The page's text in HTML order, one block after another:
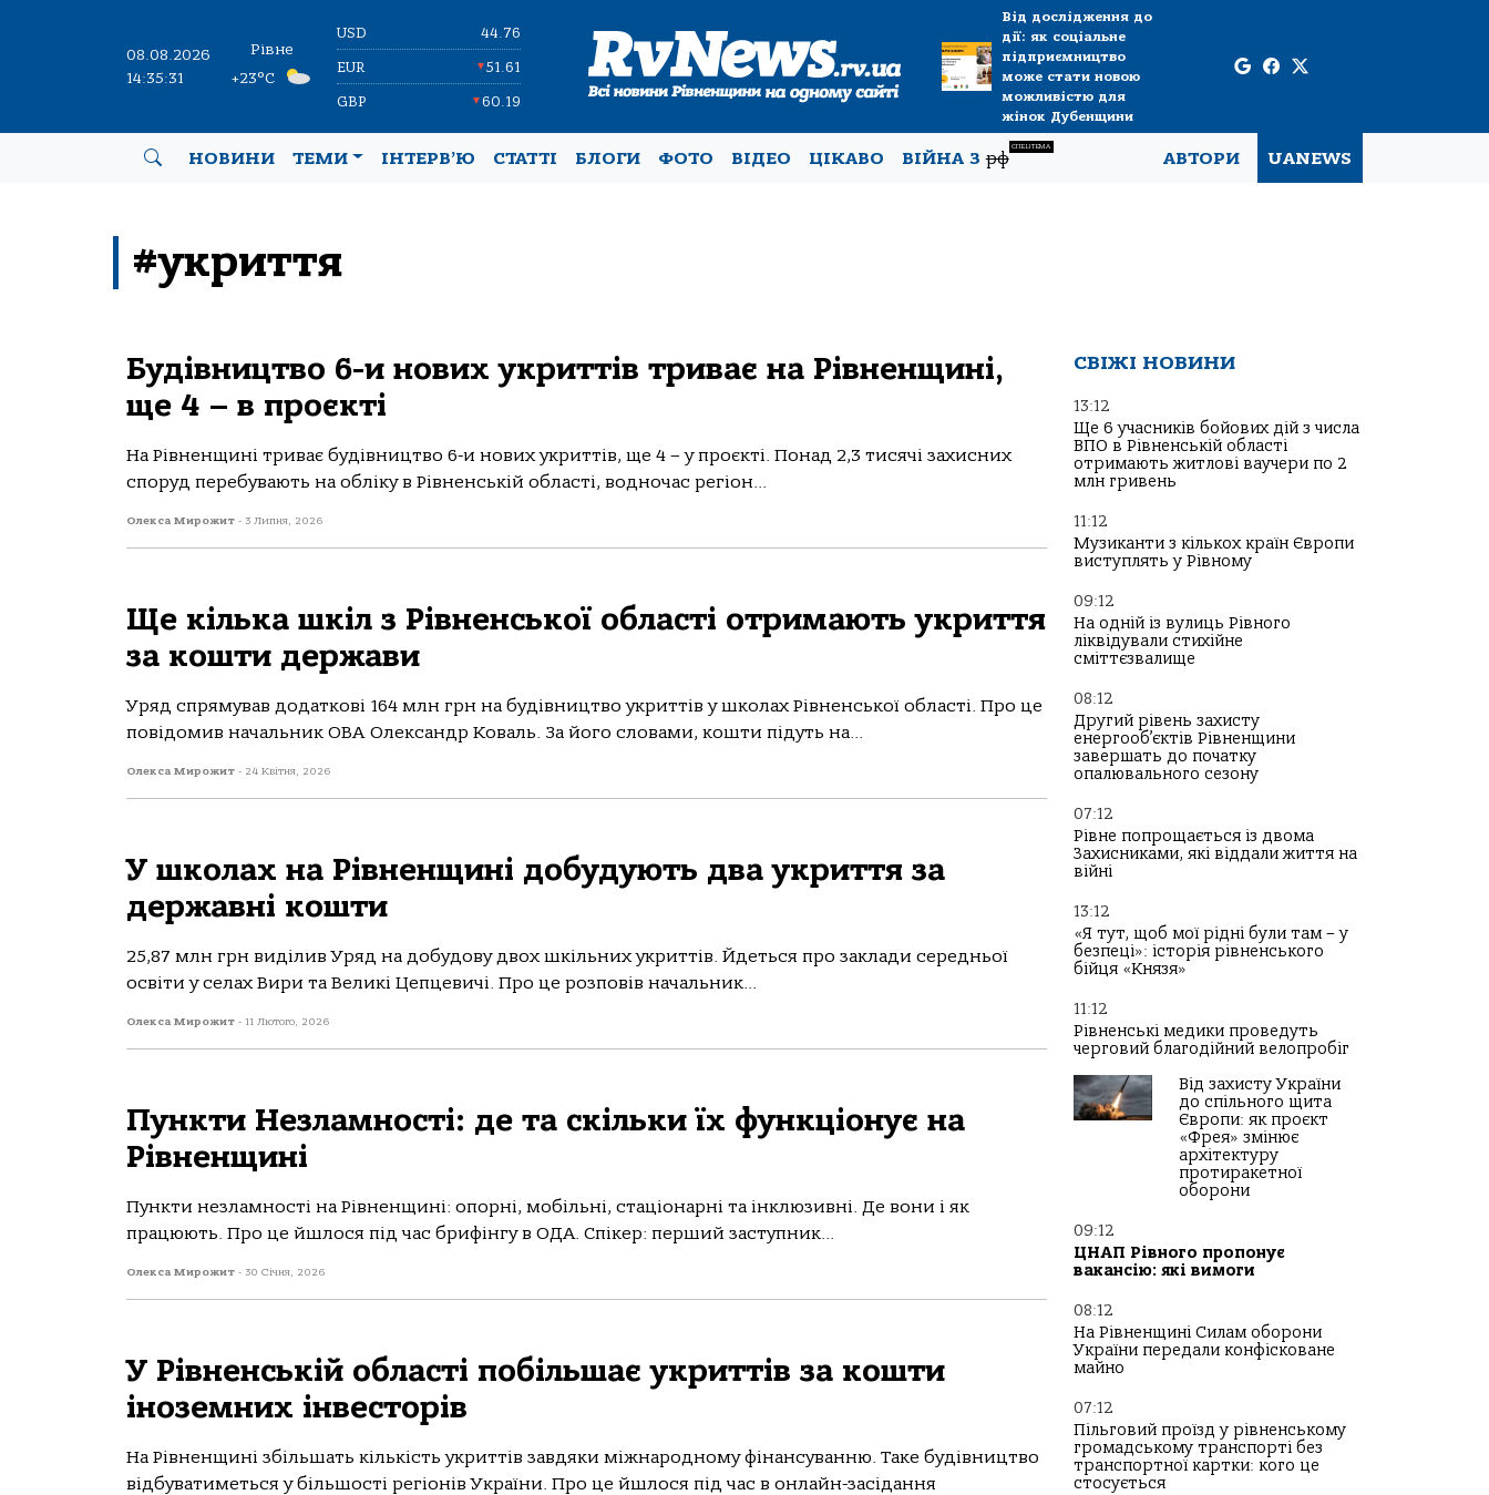
08.08.2026
14:35:31
Рівне
+23°C
USD 44.76
EUR ▼51.61
GBP ▼60.19
Від дослідження до
дії: як соціальне
підприємництво
може стати новою
можливістю для
жінок Дубенщини
НОВИНИ ТЕМИ ІНТЕРВ’Ю СТАТТІ БЛОГИ ФОТО ВІДЕО ЦІКАВО ВІЙНА Зрф
СПЕЦТЕМА
АВТОРИ UANEWS
#укриття
Будівництво 6-и нових укриттів триває на Рівненщині,
ще 4 – в проєкті
На Рівненщині триває будівництво 6-и нових укриттів, ще 4 – у проєкті. Понад 2,3 тисячі захисних
споруд перебувають на обліку в Рівненській області, водночас регіон...
Олекса Мирожит - 3 Липня, 2026
Ще кілька шкіл з Рівненської області отримають укриття
за кошти держави
Уряд спрямував додаткові 164 млн грн на будівництво укриттів у школах Рівненської області. Про це
повідомив начальник ОВА Олександр Коваль. За його словами, кошти підуть на...
Олекса Мирожит - 24 Квітня, 2026
У школах на Рівненщині добудують два укриття за
державні кошти
25,87 млн грн виділив Уряд на добудову двох шкільних укриттів. Йдеться про заклади середньої
освіти у селах Вири та Великі Цепцевичі. Про це розповів начальник...
Олекса Мирожит - 11 Лютого, 2026
Пункти Незламності: де та скільки їх функціонує на
Рівненщині
Пункти незламності на Рівненщині: опорні, мобільні, стаціонарні та інклюзивні. Де вони і як
працюють. Про це йшлося під час брифінгу в ОДА. Спікер: перший заступник...
Олекса Мирожит - 30 Січня, 2026
У Рівненській області побільшає укриттів за кошти
іноземних інвесторів
На Рівненщині збільшать кількість укриттів завдяки міжнародному фінансуванню. Таке будівництво
відбуватиметься у більшості регіонів України. Про це йшлося під час в онлайн-засідання
СВІЖІ НОВИНИ
13:12
Ще 6 учасників бойових дій з числа
ВПО в Рівненській області
отримають житлові ваучери по 2
млн гривень
11:12
Музиканти з кількох країн Європи
виступлять у Рівному
09:12
На одній із вулиць Рівного
ліквідували стихійне
сміттєзвалище
08:12
Другий рівень захисту
енергооб’єктів Рівненщини
завершать до початку
опалювального сезону
07:12
Рівне попрощається із двома
Захисниками, які віддали життя на
війні
13:12
«Я тут, щоб мої рідні були там – у
безпеці»: історія рівненського
бійця «Князя»
11:12
Рівненські медики проведуть
черговий благодійний велопробіг
Від захисту України
до спільного щита
Європи: як проєкт
«Фрея» змінює
архітектуру
протиракетної
оборони
09:12
ЦНАП Рівного пропонує
вакансію: які вимоги
08:12
На Рівненщині Силам оборони
України передали конфісковане
майно
07:12
Пільговий проїзд у рівненському
громадському транспорті без
транспортної картки: кого це
стосується